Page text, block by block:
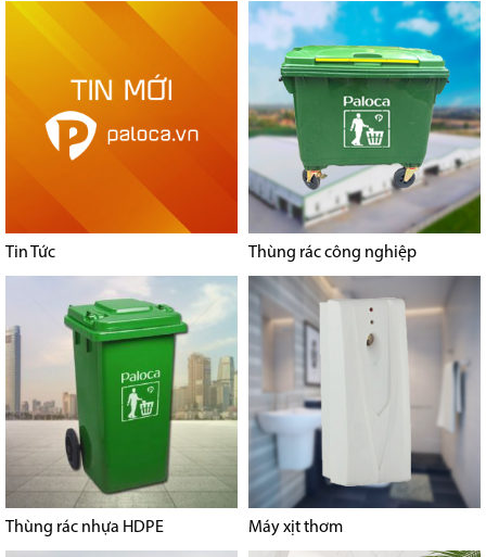
Tin Tức Thùng rác công nghiệp
Thùng rác nhựa HDPE Máy xịt thơm